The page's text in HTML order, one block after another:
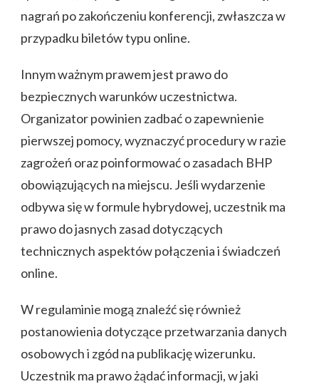
nagrań po zakończeniu konferencji, zwłaszcza w
przypadku biletów typu online.
Innym ważnym prawem jest prawo do
bezpiecznych warunków uczestnictwa.
Organizator powinien zadbać o zapewnienie
pierwszej pomocy, wyznaczyć procedury w razie
zagrożeń oraz poinformować o zasadach BHP
obowiązujących na miejscu. Jeśli wydarzenie
odbywa się w formule hybrydowej, uczestnik ma
prawo do jasnych zasad dotyczących
technicznych aspektów połączenia i świadczeń
online.
W regulaminie mogą znaleźć się również
postanowienia dotyczące przetwarzania danych
osobowych i zgód na publikację wizerunku.
Uczestnik ma prawo żądać informacji, w jaki